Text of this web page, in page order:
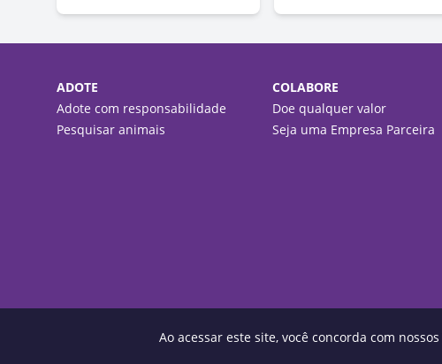
Ao acessar este site, você concorda com nossos
ADOTE
Adote com responsabilidade
Pesquisar animais
COLABORE
Doe qualquer valor
Seja uma Empresa Parceira